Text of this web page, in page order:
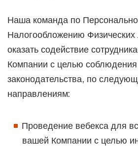
Наша команда по
Налогообложению Физических
оказать содействие
Компании с целью соблюдения
законодательства, по
направлениям:
Проведение вебекса для
вашей Компании с целью